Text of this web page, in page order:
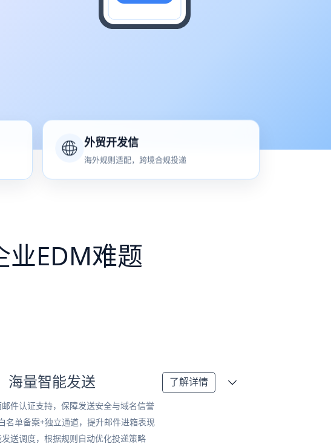
外贸开发信
海外规则适配，跨境合规投递
业EDM难题
海量智能发送 了解详情
邮件认证支持，保障发送安全与域名信誉
名单备案+独立通道，提升邮件进箱表现
发送调度，根据规则自动优化投递策略